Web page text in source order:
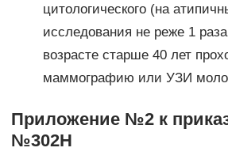
цитологического (на
исследования не реже 1
возрасте старше 40 лет
маммографию или УЗИ
Приложение №2 к
№302Н